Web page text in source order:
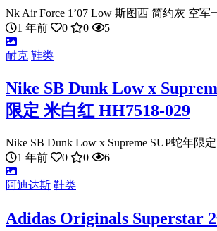
Nk Air Force 1’07 Low 斯图西 简约灰 空军
1 年前
0 0 5
耐克 鞋类
Nike SB Dunk Low x
限定 米白红 HH7518-029
Nike SB Dunk Low x Supreme SUP蛇年限
1 年前
0 0 6
阿迪达斯 鞋类
Adidas Originals Superstar